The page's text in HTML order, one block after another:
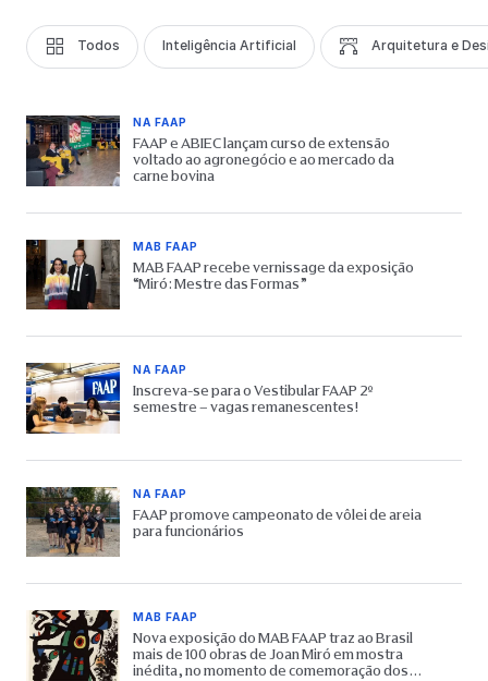
Todos Inteligência Artificial Arquitetura e
NA FAAP
FAAP e ABIEC lançam curso de extensão
voltado ao agronegócio e ao mercado da
carne bovina
MAB FAAP
MAB FAAP recebe vernissage da exposição
“Miró: Mestre das Formas”
NA FAAP
Inscreva-se para o Vestibular FAAP 2º
semestre – vagas remanescentes!
NA FAAP
FAAP promove campeonato de vôlei de areia
para funcionários
MAB FAAP
Nova exposição do MAB FAAP traz ao Brasil
mais de 100 obras de Joan Miró em mostra
inédita, no momento de comemoração dos